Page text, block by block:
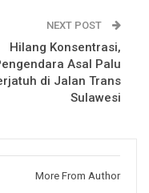
NEXT POST
Hilang Konsentrasi,
Asal Palu
di Jalan Trans
Sulawesi
More From Author